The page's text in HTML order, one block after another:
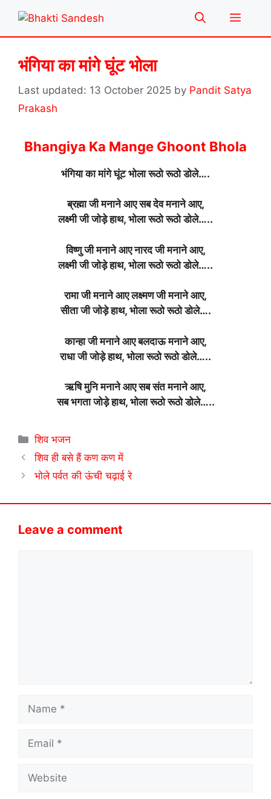
content
Menu
भंगिया का मांगे घूंट भोला
13 October 2025 by Pandit Satya
Prakash
Bhangiya Ka Mange Ghoont Bhola
भंगिया का मांगे घूंट भोला रूठो रूठो डोले….
ब्रह्मा जी मनाने आए सब देव मनाने आए,
लक्ष्मी जी जोड़े हाथ, भोला रूठो रूठो डोले…..
विष्णु जी मनाने आए नारद जी मनाने आए,
लक्ष्मी जी जोड़े हाथ, भोला रूठो रूठो डोले…..
रामा जी मनाने आए लक्ष्मण जी मनाने आए,
सीता जी जोड़े हाथ, भोला रूठो रूठो डोले….
कान्हा जी मनाने आए बलदाऊ मनाने आए,
राधा जी जोड़े हाथ, भोला रूठो रूठो डोले…..
ऋषि मुनि मनाने आए सब संत मनाने आए,
सब भगता जोड़े हाथ, भोला रूठो रूठो डोले…..
Categories
शिव भजन
शिव ही बसे हैं कण कण में
भोले पर्वत की ऊंची चढ़ाई रे
Leave a comment
Name
Email
Website